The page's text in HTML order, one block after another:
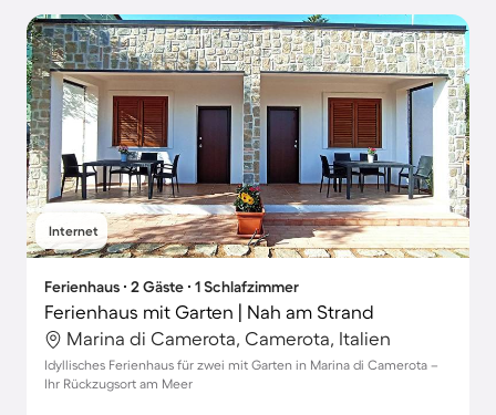
Internet
Ferienhaus ∙ 2 Gäste ∙ 1 Schlafzimmer
Ferienhaus mit Garten | Nah am Strand
Marina di Camerota, Camerota, Italien
Idyllisches Ferienhaus für zwei mit Garten in Marina di Camerota –
Ihr Rückzugsort am Meer